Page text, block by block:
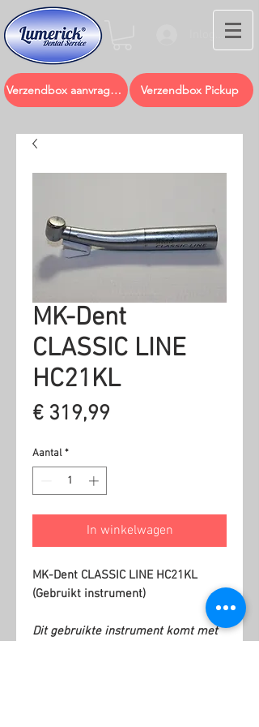
Inloggen
Verzendbox aanvragen Verzendbox Pickup
MK-Dent
CLASSIC LINE
HC21KL
€ 319,99
Aantal *
In winkelwagen
MK-Dent CLASSIC LINE HC21KL
(Gebruikt instrument)
Dit gebruikte instrument komt met